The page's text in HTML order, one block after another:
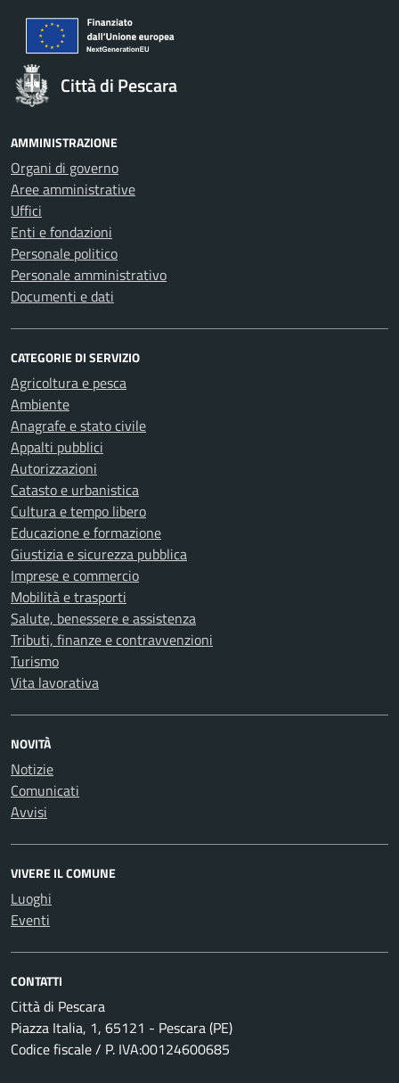
Città di Pescara
AMMINISTRAZIONE
Organi di governo
Aree amministrative
Uffici
Enti e fondazioni
Personale politico
Personale amministrativo
Documenti e dati
CATEGORIE DI SERVIZIO
Agricoltura e pesca
Ambiente
Anagrafe e stato civile
Appalti pubblici
Autorizzazioni
Catasto e urbanistica
Cultura e tempo libero
Educazione e formazione
Giustizia e sicurezza pubblica
Imprese e commercio
Mobilità e trasporti
Salute, benessere e assistenza
Tributi, finanze e contravvenzioni
Turismo
Vita lavorativa
NOVITÀ
Notizie
Comunicati
Avvisi
VIVERE IL COMUNE
Luoghi
Eventi
CONTATTI
Città di Pescara
Piazza Italia, 1, 65121 - Pescara (PE)
Codice fiscale / P. IVA:00124600685